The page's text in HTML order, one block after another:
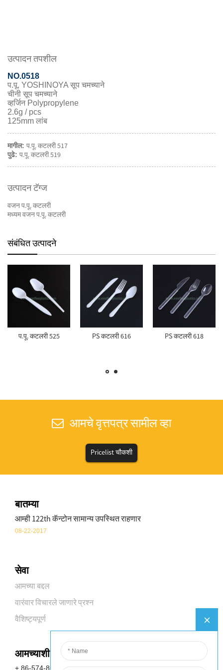
उत्पादन तपशील
NO.0518
प.पू. YOSHINOYA सूप चमच्याने
चीनी सूप चमच्याने
व्हर्जिन Polypropylene
2.6g / pcs
125mm लांब
मागील: प.पू. कटलरी 517
पुढे: प.पू. कटलरी 519
उत्पादन टॅग्ज
वजन प.पू. कटलरी
मध्यम वजन प.पू. कटलरी
संबंधित उत्पादने
प.पू. कटलरी 525 PS कटलरी 616 PS कटलरी 618
आमचे वृत्तपत्र सामील व्हा
Pricelist चौकशी
बातम्या
आम्ही 122th कॅन्टोन सामान्य उपस्थित राहणार
08-22-2017
सेवा
आमच्या बद्दल
वारंवार विचारले जाणारे प्रश्न
वैशिष्ट्यपूर्ण
आमच्याशी संपर्क साधा
+ 86-574-8688-8583